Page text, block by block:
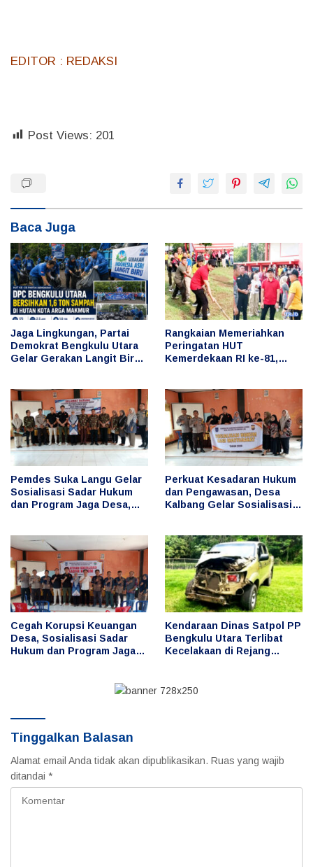
EDITOR : REDAKSI
Post Views: 201
Baca Juga
Jaga Lingkungan, Partai
Demokrat Bengkulu Utara
Gelar Gerakan Langit Biru
Rangkaian Memeriahkan
Peringatan HUT
Kemerdekaan RI ke-81,
Pemdes Suka Langu Gelar
Sosialisasi Sadar Hukum
dan Program Jaga Desa,
Perkuat Kesadaran Hukum
dan Pengawasan, Desa
Kalbang Gelar Sosialisasi
Cegah Korupsi Keuangan
Desa, Sosialisasi Sadar
Hukum dan Program Jaga
Kendaraan Dinas Satpol PP
Bengkulu Utara Terlibat
Kecelakaan di Rejang
dan Pengemudi
Tinggalkan Balasan
Alamat email Anda tidak akan dipublikasikan. Ruas yang wajib
ditandai *